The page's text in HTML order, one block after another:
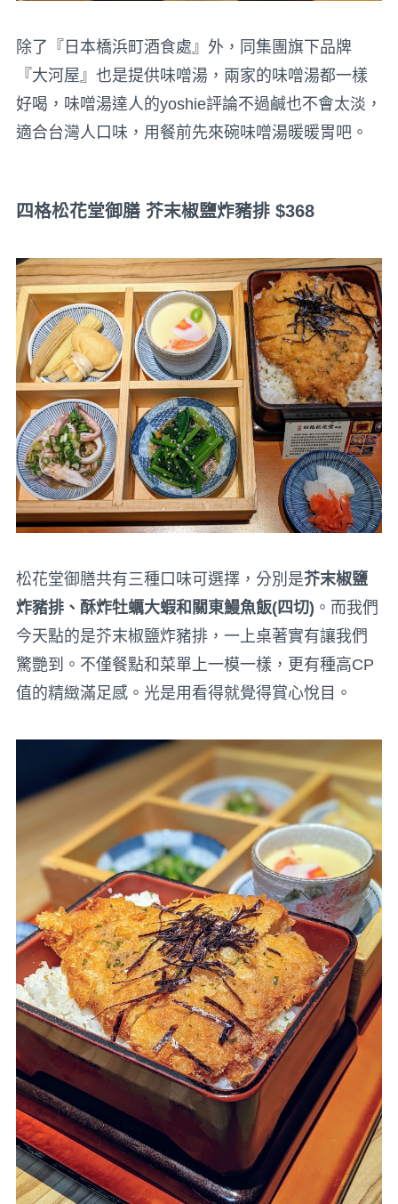
除了『日本橋浜町酒食處』外，同集團旗下品牌
『大河屋』也是提供味噌湯，兩家的味噌湯都一樣
好喝，味噌湯達人的yoshie評論不過鹹也不會太淡，
適合台灣人口味，用餐前先來碗味噌湯暖暖胃吧。
四格松花堂御膳 芥末椒鹽炸豬排 $368
松花堂御膳共有三種口味可選擇，分別是芥末椒鹽
炸豬排、酥炸牡蠣大蝦和關東鰻魚飯(四切) 。而我們
今天點的是芥末椒鹽炸豬排，一上桌著實有讓我們
驚艷到。不僅餐點和菜單上一模一樣，更有種高CP
值的精緻滿足感。光是用看得就覺得賞心悅目。